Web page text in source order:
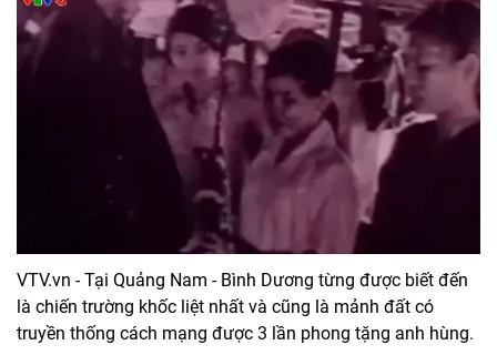
VTV.vn - Tại Quảng Nam - Bình Dương từng được biết đến
là chiến trường khốc liệt nhất và cũng là mảnh đất có
truyền thống cách mạng được 3 lần phong tặng anh hùng.